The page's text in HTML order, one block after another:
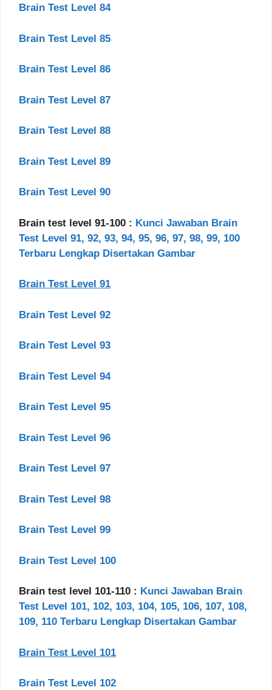
Brain Test Level 84
Brain Test Level 85
Brain Test Level 86
Brain Test Level 87
Brain Test Level 88
Brain Test Level 89
Brain Test Level 90
Brain test level 91-100 : Kunci Jawaban Brain
Test Level 91, 92, 93, 94, 95, 96, 97, 98, 99, 100
Terbaru Lengkap Disertakan Gambar
Brain Test Level 91
Brain Test Level 92
Brain Test Level 93
Brain Test Level 94
Brain Test Level 95
Brain Test Level 96
Brain Test Level 97
Brain Test Level 98
Brain Test Level 99
Brain Test Level 100
Brain test level 101-110 : Kunci Jawaban Brain
Test Level 101, 102, 103, 104, 105, 106, 107, 108,
109, 110 Terbaru Lengkap Disertakan Gambar
Brain Test Level 101
Brain Test Level 102